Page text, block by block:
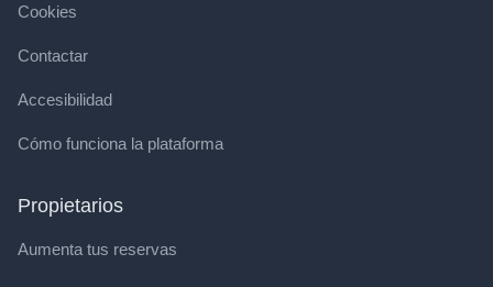
Cookies
Contactar
Accesibilidad
Cómo funciona la plataforma
Propietarios
Aumenta tus reservas